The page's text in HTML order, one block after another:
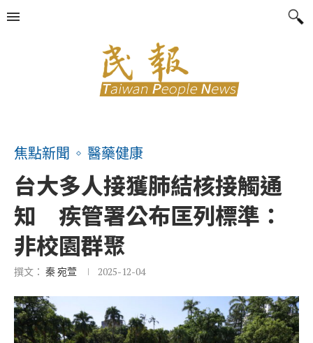
焦點新聞 醫藥健康
台大多人接獲肺結核接觸通
知 疾管署公布匡列標準：
非校園群聚
撰文： 秦 宛萱 2025-12-04